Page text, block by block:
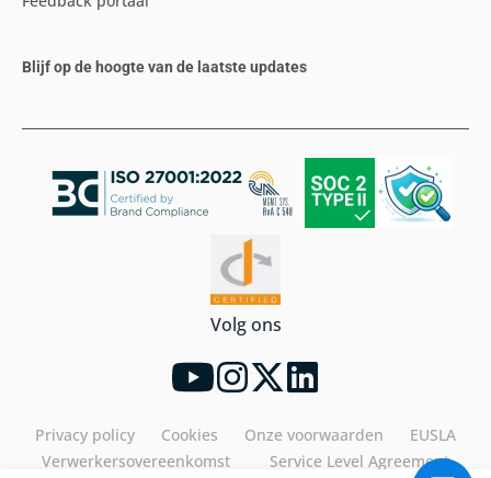
Blijf op de hoogte van de laatste updates
Volg ons
Privacy policy Cookies Onze voorwaarden
EUSLA
Verwerkersovereenkomst
Service Level Agreement